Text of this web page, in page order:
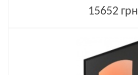
15652 грн